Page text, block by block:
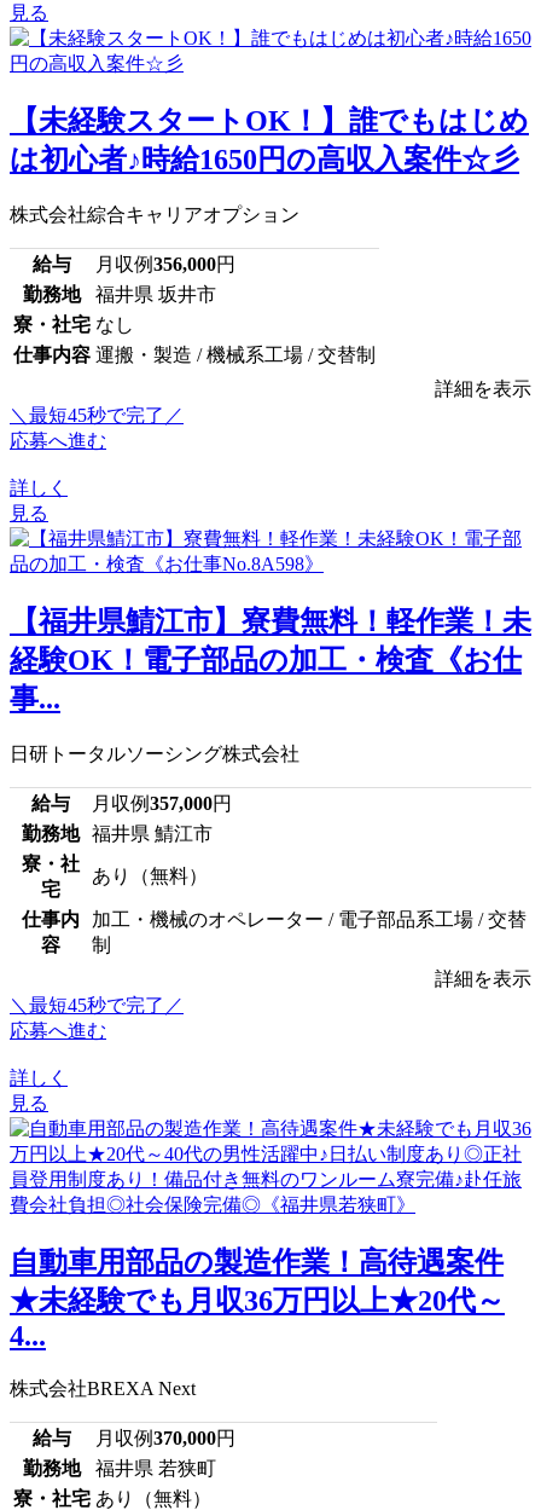
見る
【未経験スタートOK！】誰でもはじめ
は初心者♪時給1650円の高収入案件☆彡
株式会社綜合キャリアオプション
給与 月収例356,000円
勤務地
福井県 坂井市
寮・社宅 なし
仕事内容 運搬・製造 / 機械系工場 / 交替制
詳細を表示
＼最短45秒で完了／
応募へ進む
詳しく
見る
【福井県鯖江市】寮費無料！軽作業！未
経験OK！電子部品の加工・検査《お仕
事...
日研トータルソーシング株式会社
給与 月収例357,000円
勤務地
福井県 鯖江市
寮・社
宅
あり（無料）
仕事内
容
加工・機械のオペレーター / 電子部品系工場 / 交替
制
詳細を表示
＼最短45秒で完了／
応募へ進む
詳しく
見る
自動車用部品の製造作業！高待遇案件
★未経験でも月収36万円以上★20代～
4...
株式会社BREXA Next
給与 月収例370,000円
勤務地
福井県 若狭町
寮・社宅 あり（無料）